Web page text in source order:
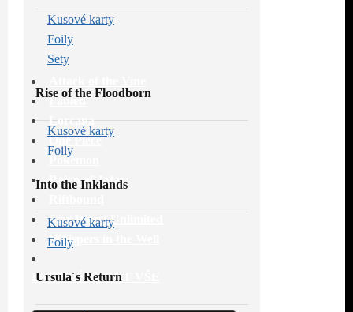
Fabled
Lorcana
One Piece
Pokémon
Reign of Jafar
Star Wars: Unlimited
Whispers in the Well
PROHLÉDNOUT VŠE
Kusové karty
Foily
Sety
Rise of the Floodborn
Kusové karty
Foily
Into the Inklands
Kusové karty
Foily
Ursula´s Return